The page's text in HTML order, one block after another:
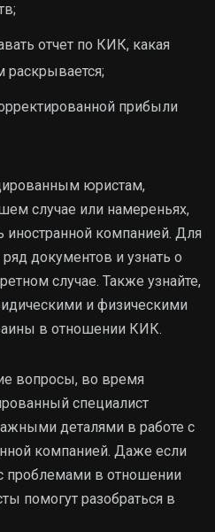
отчет по КИК, какая
раскрывается;
прибыли
юристам,
случае или намереньях,
иностранной компанией. Для
документов и узнать о
случае. Также узнайте,
и физическими
в отношении КИК.
вопросы, во время
специалист
деталями в работе с
компанией. Даже если
проблемами в отношении
помогут разобраться в